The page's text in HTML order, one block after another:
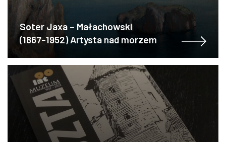
Soter Jaxa – Małachowski
(1867-1952) Artysta nad morzem